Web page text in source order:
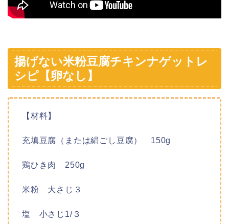
揚げない米粉豆腐チキンナゲットレ
シピ【卵なし】
【材料】
充填豆腐（または絹ごし豆腐） 150g
鶏ひき肉 250g
米粉 大さじ３
塩 小さじ1/３